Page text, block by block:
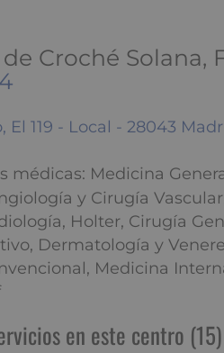
Croché Solana,
El 119 - Local - 28043
médicas: Medicina
y Cirugía
Holter, Cirugía
Dermatología y
Medicina
en este centro (15)